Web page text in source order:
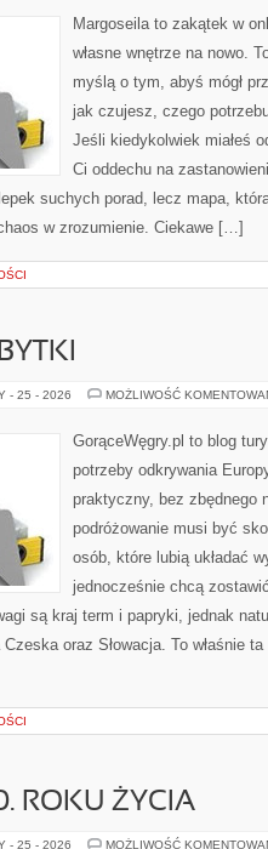
Margoseila to zakątek w
własne wnętrze na nowo.
myślą o tym, abyś mógł
jak czujesz, czego
Jeśli kiedykolwiek miałeś
Ci oddechu na
suchych porad, lecz mapa,
w zrozumienie. Ciekawe […]
- 25 - 2026 MOŻLIWOŚĆ
GorąceWęgry.pl to blog
potrzeby odkrywania
praktyczny, bez zbędnego
podróżowanie musi być
osób, które lubią układać
jednocześnie chcą
są kraj term i papryki, jednak
oraz Słowacja. To właśnie
ROKU ŻYCIA
- 25 - 2026 MOŻLIWOŚĆ